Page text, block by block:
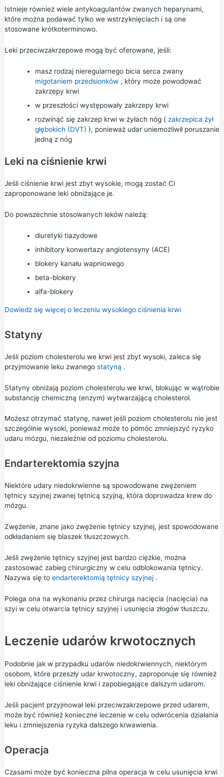
Istnieje również wiele antykoagulantów zwanych heparynami,
które można podawać tylko we wstrzyknięciach i są one
stosowane krótkoterminowo.
Leki przeciwzakrzepowe mogą być oferowane, jeśli:
masz rodzaj nieregularnego bicia serca zwany
migotaniem przedsionków, który może powodować
zakrzepy krwi
w przeszłości występowały zakrzepy krwi
rozwinąć się zakrzep krwi w żyłach nóg ( zakrzepica żył
głębokich (DVT) ), ponieważ udar uniemożliwił poruszanie
jedną z nóg
Leki na ciśnienie krwi
Jeśli ciśnienie krwi jest zbyt wysokie, mogą zostać Ci
zaproponowane leki obniżające je.
Do powszechnie stosowanych leków należą:
diuretyki tiazydowe
inhibitory konwertazy angiotensyny (ACE)
blokery kanału wapniowego
beta-blokery
alfa-blokery
Dowiedz się więcej o leczeniu wysokiego ciśnienia krwi
Statyny
Jeśli poziom cholesterolu we krwi jest zbyt wysoki, zaleca się
przyjmowanie leku zwanego statyną .
Statyny obniżają poziom cholesterolu we krwi, blokując w wątrobie
substancję chemiczną (enzym) wytwarzającą cholesterol.
Możesz otrzymać statynę, nawet jeśli poziom cholesterolu nie jest
szczególnie wysoki, ponieważ może to pomóc zmniejszyć ryzyko
udaru mózgu, niezależnie od poziomu cholesterolu.
Endarterektomia szyjna
Niektóre udary niedokrwienne są spowodowane zwężeniem
tętnicy szyjnej zwanej tętnicą szyjną, która doprowadza krew do
mózgu.
Zwężenie, znane jako zwężenie tętnicy szyjnej, jest spowodowane
odkładaniem się blaszek tłuszczowych.
Jeśli zwężenie tętnicy szyjnej jest bardzo ciężkie, można
zastosować zabieg chirurgiczny w celu odblokowania tętnicy.
Nazywa się to endarterektomią tętnicy szyjnej.
Polega ona na wykonaniu przez chirurga nacięcia (nacięcia) na
szyi w celu otwarcia tętnicy szyjnej i usunięcia złogów tłuszczu.
Leczenie udarów krwotocznych
Podobnie jak w przypadku udarów niedokrwiennych, niektórym
osobom, które przeszły udar krwotoczny, zaproponuje się również
leki obniżające ciśnienie krwi i zapobiegające dalszym udarom.
Jeśli pacjent przyjmował leki przeciwzakrzepowe przed udarem,
może być również konieczne leczenie w celu odwrócenia działania
leku i zmniejszenia ryzyka dalszego krwawienia.
Operacja
Czasami może być konieczna pilna operacja w celu usunięcia krwi